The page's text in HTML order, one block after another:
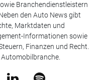
Branchendienstleistern
den Auto News gibt
Marktdaten und
Informationen sowie
Finanzen und Recht.
Automobilbranche.